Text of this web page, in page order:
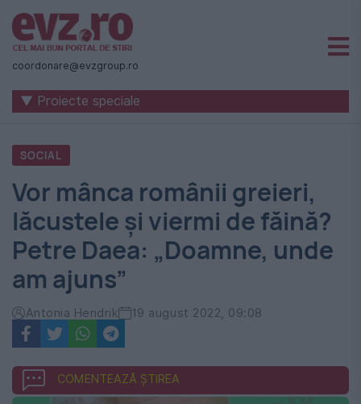
Știri
naționale
internaționale
România
-
Evenimentul
Zilei
coordonare@evzgroup.ro
▼ Proiecte speciale
SOCIAL
Vor mânca românii greieri,
lăcustele și viermi de făină?
Petre Daea: „Doamne, unde
am ajuns”
Antonia Hendrik 19 august 2022, 09:08
COMENTEAZĂ ȘTIREA